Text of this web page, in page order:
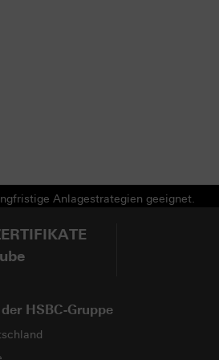
Anlagestrategien geeignet.
HSBC-Gruppe